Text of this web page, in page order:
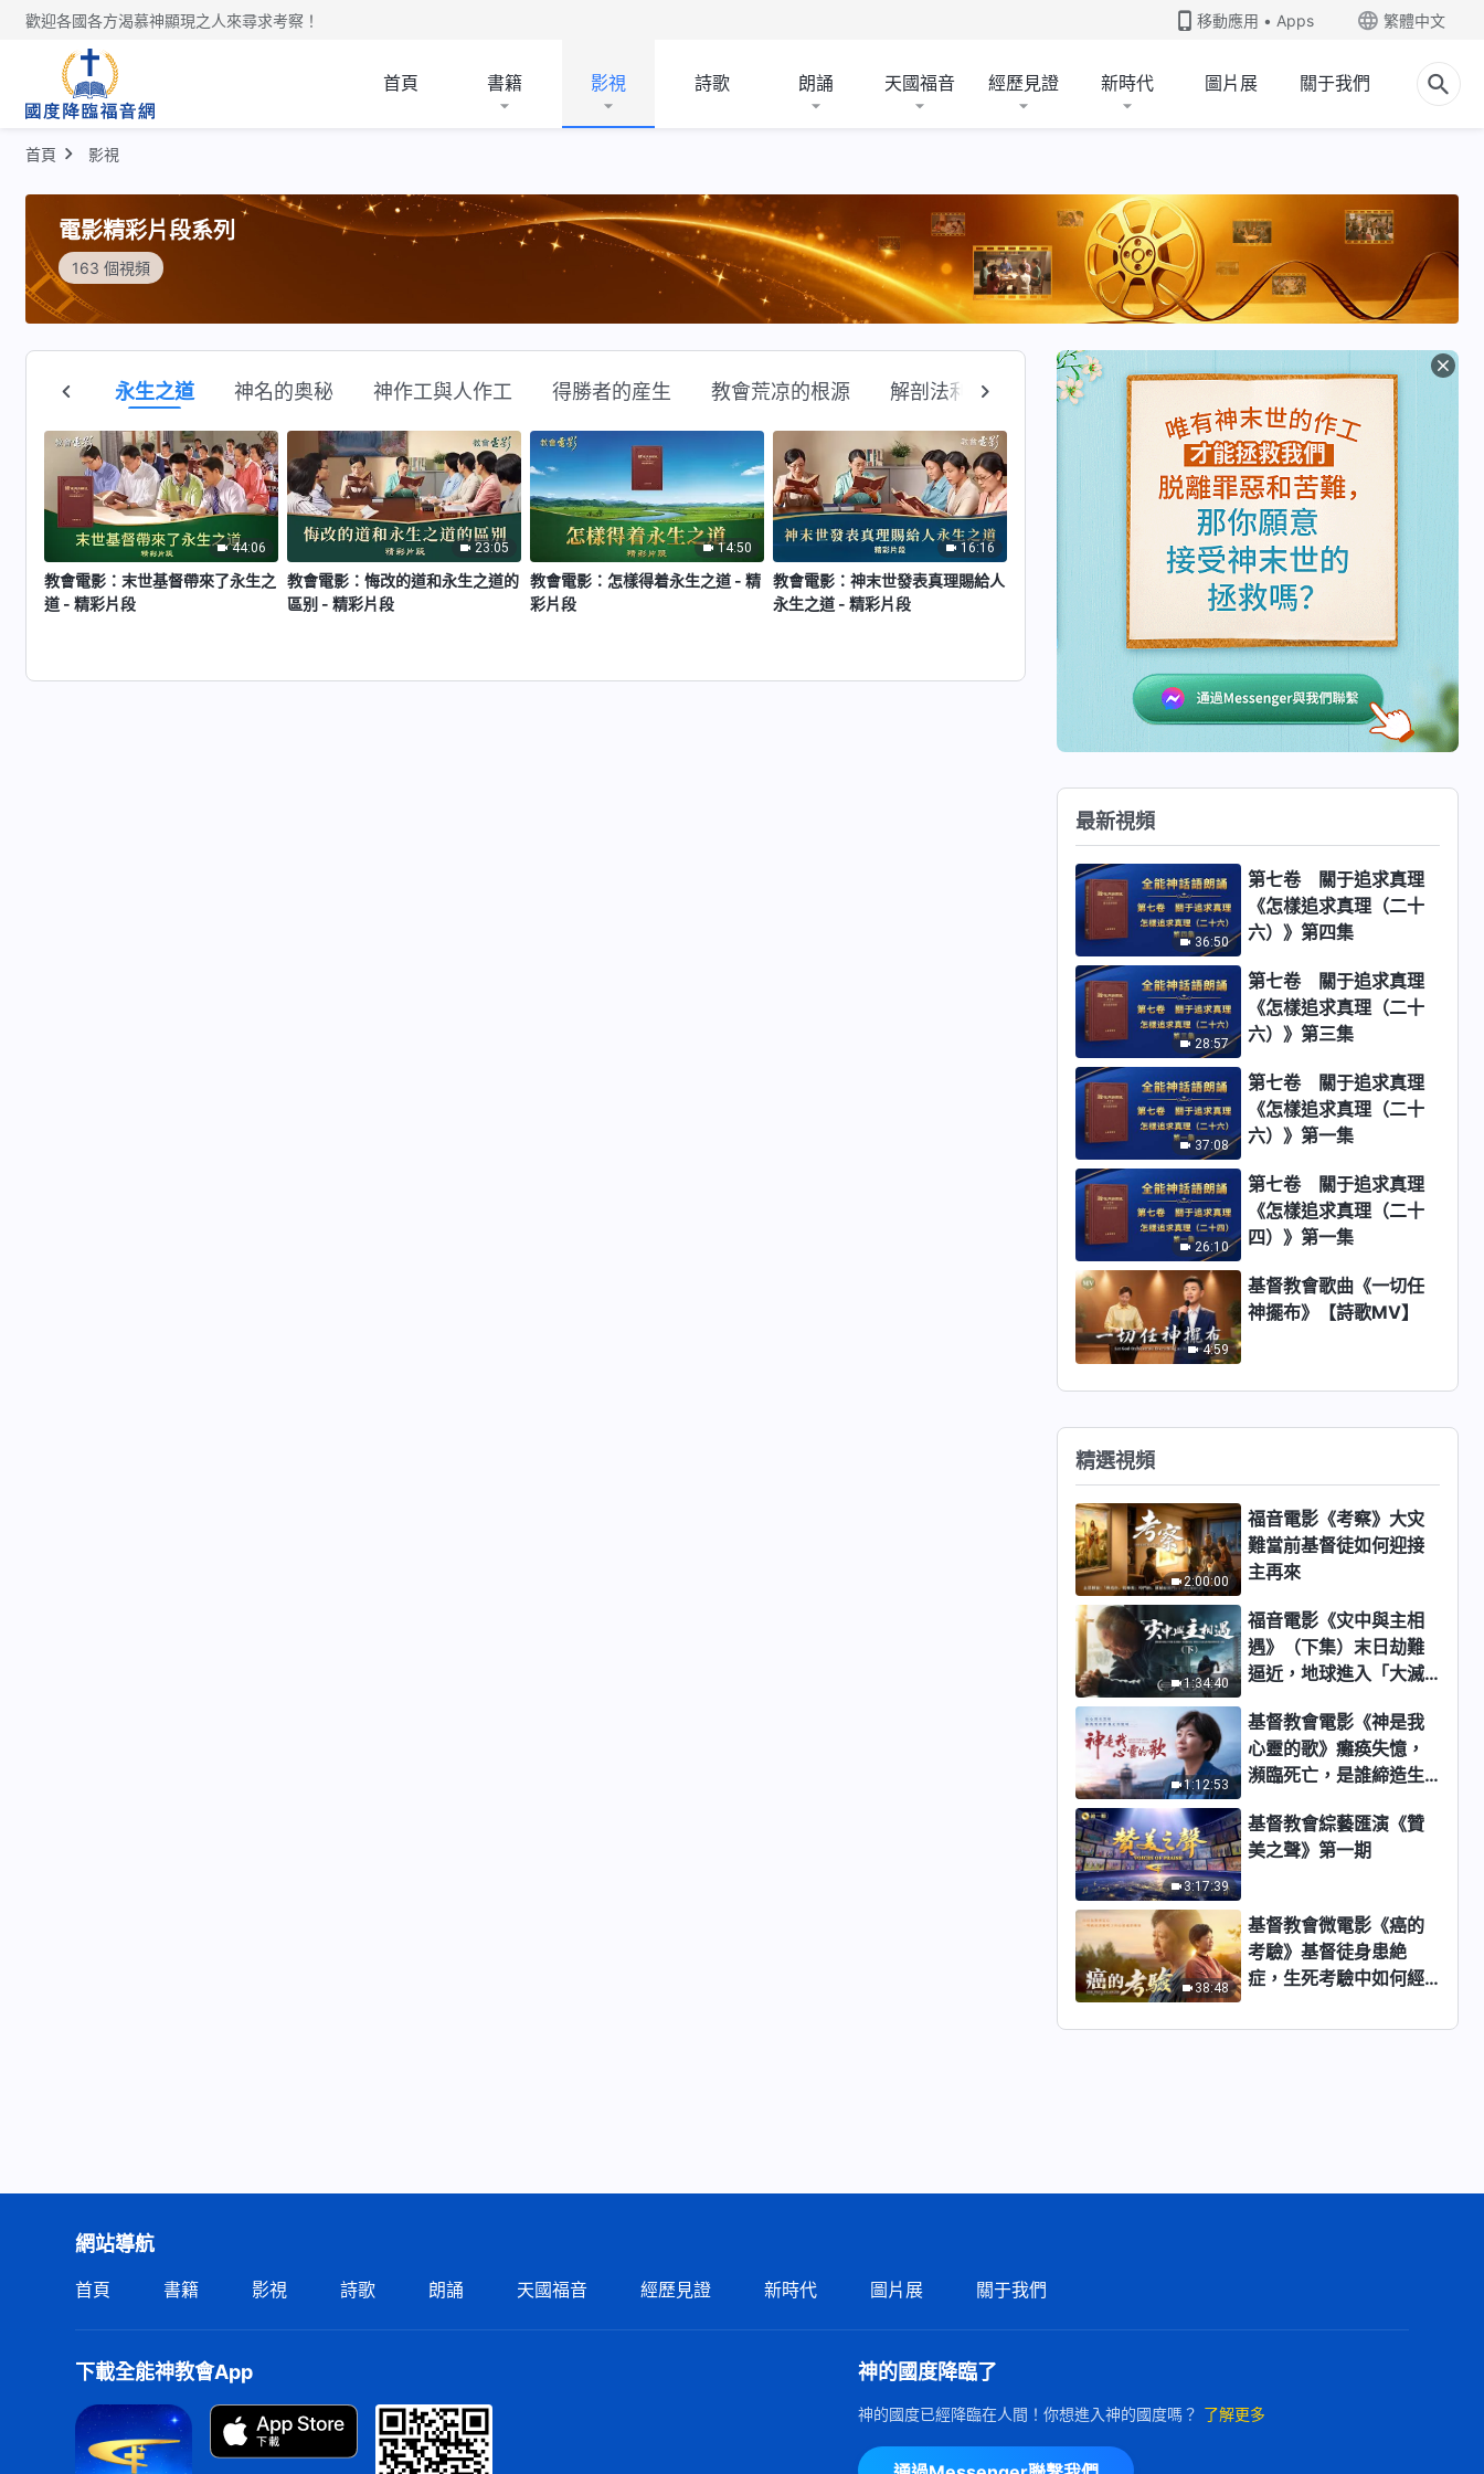
歡迎各國各方渴慕神顯現之人來尋求考察！ 移動應用 • Apps 繁體中文
首頁 書籍 影視 詩歌 朗誦 天國福音 經歷見證 新時代 圖片展 關于我們
首頁 影視
電影精彩片段系列
163 個視頻
假基督 永生之道 神名的奥秘 神作工與人作工 得勝者的産生 教會荒凉的根源 解剖法利賽人的實質 電影片段綜合類
44:06
教會電影：末世基督帶來了永生之
道 - 精彩片段
23:05
教會電影：悔改的道和永生之道的
區别 - 精彩片段
14:50
教會電影：怎樣得着永生之道 - 精
彩片段
16:16
教會電影：神末世發表真理賜給人
永生之道 - 精彩片段
最新視頻
36:50
第七卷 關于追求真理
《怎樣追求真理（二十
六）》第四集
28:57
第七卷 關于追求真理
《怎樣追求真理（二十
六）》第三集
37:08
第七卷 關于追求真理
《怎樣追求真理（二十
六）》第一集
26:10
第七卷 關于追求真理
《怎樣追求真理（二十
四）》第一集
4:59
基督教會歌曲《一切任
神擺布》【詩歌MV】
精選視頻
2:00:00
福音電影《考察》大灾
難當前基督徒如何迎接
主再來
1:34:40
福音電影《灾中與主相
遇》（下集）末日劫難
逼近，地球進入「大滅
計時，你準備好逃生了
嗎？
1:12:53
基督教會電影《神是我
心靈的歌》癱痪失憶，
瀕臨死亡，是誰締造生
3:17:39
基督教會綜藝匯演《贊
美之聲》第一期
38:48
基督教會微電影《癌的
考驗》基督徒身患絶
症，生死考驗中如何經
網站導航
首頁 書籍 影視 詩歌 朗誦 天國福音 經歷見證 新時代 圖片展 關于我們
下載全能神教會App 神的國度降臨了
神的國度已經降臨在人間！你想進入神的國度嗎？ 了解更多